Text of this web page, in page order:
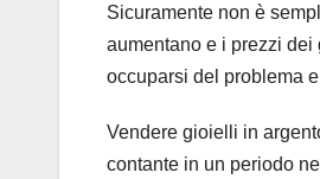
Sicuramente non è
aumentano e i prezzi dei
occuparsi del problema
Vendere gioielli in
contante in un periodo